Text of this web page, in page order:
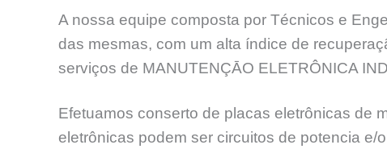
A nossa equipe composta por Técnicos e
das mesmas, com um alta índice de
serviços de MANUTENÇĀO ELETRÔNICA
Efetuamos conserto de placas eletrônicas de
eletrônicas podem ser circuitos de potencia